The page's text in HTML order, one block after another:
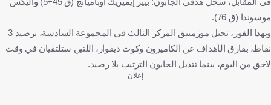
موسوندا (ق 76).
وبهذا الفوز، تحتل موزمبيق المركز الثالث في المجموعة السادسة، برصيد 3
نقاط، بفارق الأهداف عن الكاميرون وكوت ديفوار، اللتين ستلتقيان في وقت
لاحق من اليوم، بينما تتذيل الجابون الترتيب بلا رصيد.
إعلان